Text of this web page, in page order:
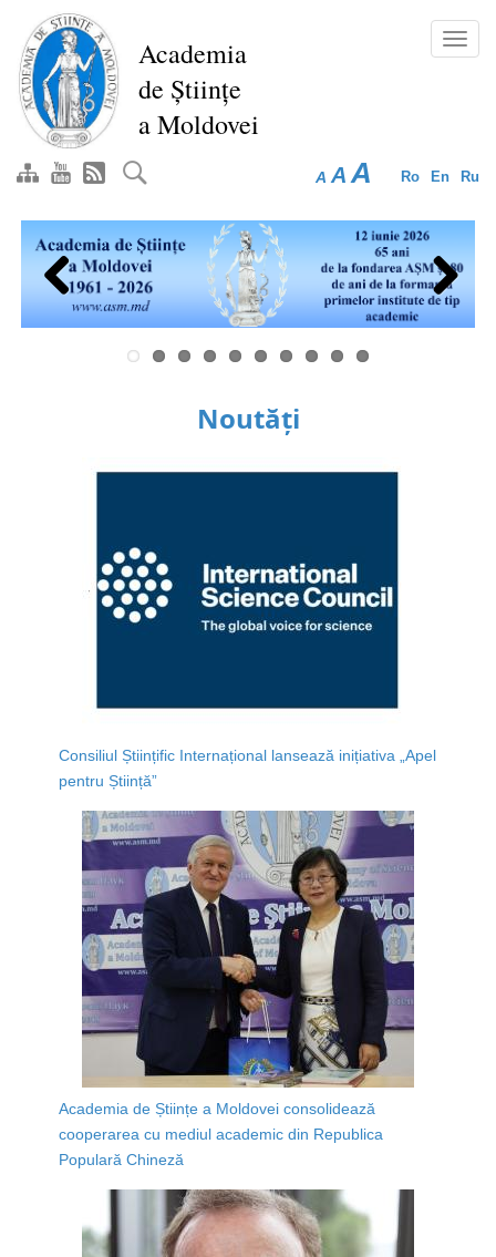
conţinutul
principal
Academia
de Științe
a Moldovei
Ro En Ru
A A A
Previous Next
Noutăți
Consiliul Științific Internațional lansează inițiativa „Apel
pentru Știință”
Academia de Științe a Moldovei consolidează
cooperarea cu mediul academic din Republica
Populară Chineză